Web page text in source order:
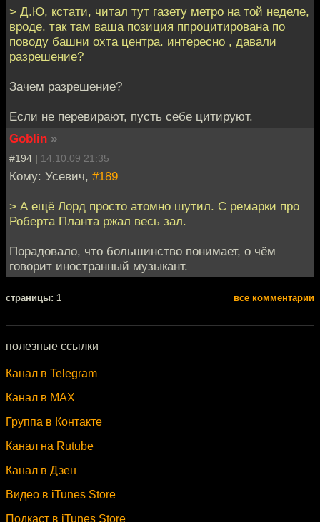
> Д.Ю, кстати, читал тут газету метро на той неделе,
вроде. так там ваша позиция ппроцитирована по
поводу башни охта центра. интересно , давали
разрешение?
Зачем разрешение?
Если не перевирают, пусть себе цитируют.
Goblin »
#194 | 14.10.09 21:35
Кому: Усевич, #189
> А ещё Лорд просто атомно шутил. С ремарки про
Роберта Планта ржал весь зал.
Порадовало, что большинство понимает, о чём
говорит иностранный музыкант.
cтраницы: 1 все комментарии
полезные ссылки
Канал в Telegram
Канал в MAX
Группа в Контакте
Канал на Rutube
Канал в Дзен
Видео в iTunes Store
Подкаст в iTunes Store